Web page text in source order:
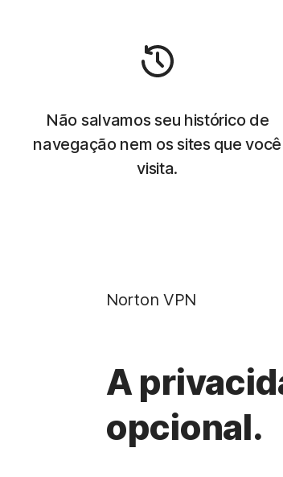
Não salvamos seu histórico de
navegação nem os sites que você
visita.
Norton VPN
A
opcional.